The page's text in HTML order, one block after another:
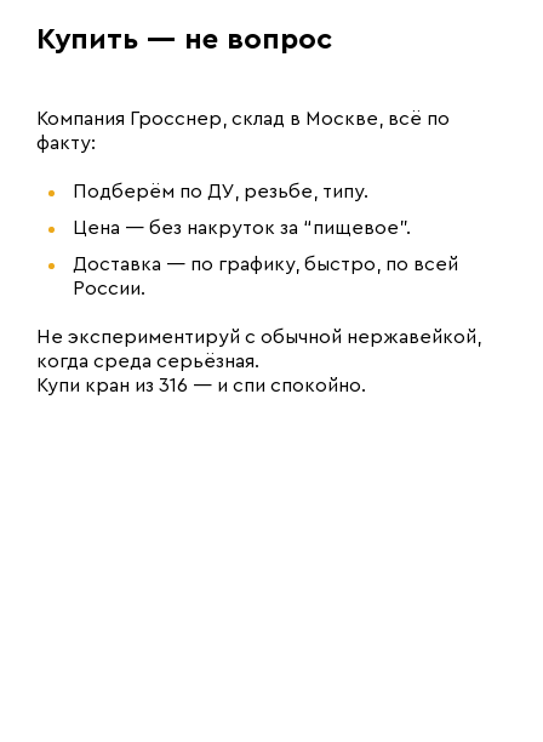
Купить — не вопрос
Компания Гросснер, склад в Москве, всё по
факту:
Подберём по ДУ, резьбе, типу.
Цена — без накруток за “пищевое”.
Доставка — по графику, быстро, по всей
России.
Не экспериментируй с обычной нержавейкой,
когда среда серьёзная.
Купи кран из 316 — и спи спокойно.